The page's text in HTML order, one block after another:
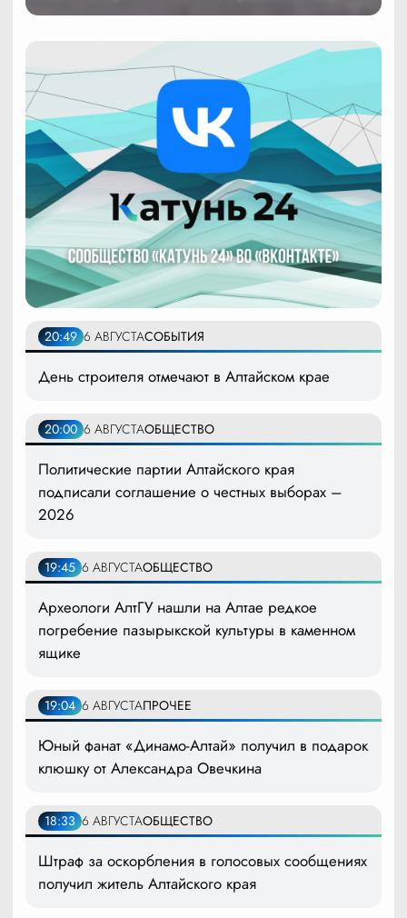
20:49 6 АВГУСТАСОБЫТИЯ
День строителя отмечают в Алтайском крае
20:00 6 АВГУСТАОБЩЕСТВО
Политические партии Алтайского края
подписали соглашение о честных выборах –
2026
19:45 6 АВГУСТАОБЩЕСТВО
Археологи АлтГУ нашли на Алтае редкое
погребение пазырыкской культуры в каменном
ящике
19:04 6 АВГУСТАПРОЧЕЕ
Юный фанат «Динамо-Алтай» получил в подарок
клюшку от Александра Овечкина
18:33 6 АВГУСТАОБЩЕСТВО
Штраф за оскорбления в голосовых сообщениях
получил житель Алтайского края